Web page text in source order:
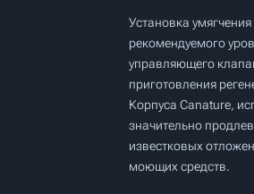
Установка
рекомендуемого
управляющего
приготовления
Корпуса Canature,
значительно
известковых
моющих средств.